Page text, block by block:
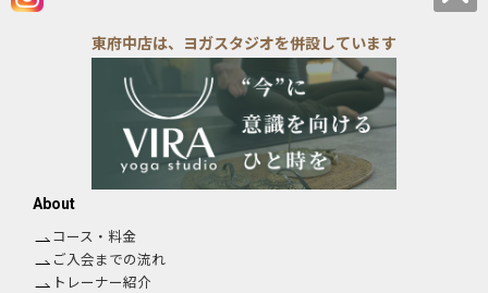
東府中店は、ヨガスタジオを併設しています
About
コース・料金
ご入会までの流れ
トレーナー紹介